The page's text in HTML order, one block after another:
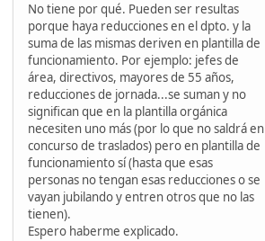
No tiene por qué. Pueden ser resultas
porque haya reducciones en el dpto. y la
suma de las mismas deriven en plantilla de
funcionamiento. Por ejemplo: jefes de
área, directivos, mayores de 55 años,
reducciones de jornada...se suman y no
significan que en la plantilla orgánica
necesiten uno más (por lo que no saldrá en
concurso de traslados) pero en plantilla de
funcionamiento sí (hasta que esas
personas no tengan esas reducciones o se
vayan jubilando y entren otros que no las
tienen).
Espero haberme explicado.